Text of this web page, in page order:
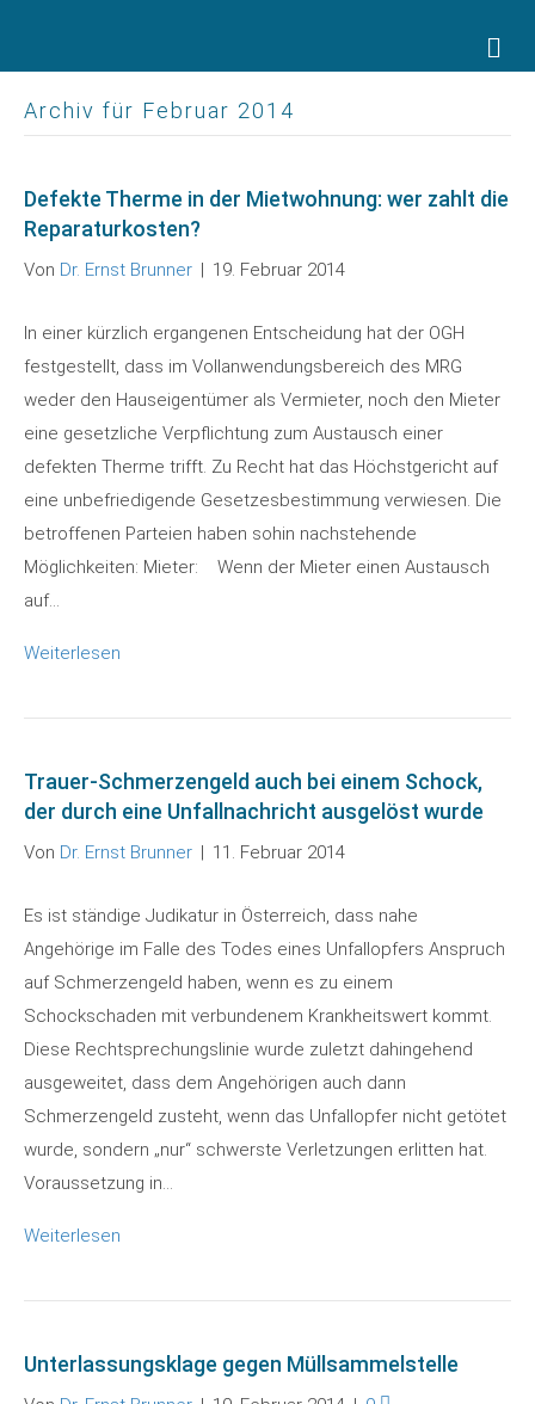
Archiv für Februar 2014
Defekte Therme in der Mietwohnung: wer zahlt die
Reparaturkosten?
Von Dr. Ernst Brunner | 19. Februar 2014
In einer kürzlich ergangenen Entscheidung hat der OGH
festgestellt, dass im Vollanwendungsbereich des MRG
weder den Hauseigentümer als Vermieter, noch den Mieter
eine gesetzliche Verpflichtung zum Austausch einer
defekten Therme trifft. Zu Recht hat das Höchstgericht auf
eine unbefriedigende Gesetzesbestimmung verwiesen. Die
betroffenen Parteien haben sohin nachstehende
Möglichkeiten: Mieter: Wenn der Mieter einen Austausch
auf…
Weiterlesen
Trauer-Schmerzengeld auch bei einem Schock,
der durch eine Unfallnachricht ausgelöst wurde
Von Dr. Ernst Brunner | 11. Februar 2014
Es ist ständige Judikatur in Österreich, dass nahe
Angehörige im Falle des Todes eines Unfallopfers Anspruch
auf Schmerzengeld haben, wenn es zu einem
Schockschaden mit verbundenem Krankheitswert kommt.
Diese Rechtsprechungslinie wurde zuletzt dahingehend
ausgeweitet, dass dem Angehörigen auch dann
Schmerzengeld zusteht, wenn das Unfallopfer nicht getötet
wurde, sondern „nur“ schwerste Verletzungen erlitten hat.
Voraussetzung in…
Weiterlesen
Unterlassungsklage gegen Müllsammelstelle